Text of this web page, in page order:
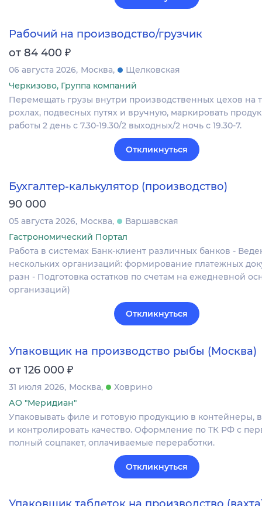
Рабочий на производство/грузчик
от 84 400 ₽
06 августа 2026 Москва
Щелковская
Черкизово, Группа компаний
Перемещать грузы внутри производственных цехов на
рохлах, подвесных путях и вручную, маркировать
работы 2 день с 7.30-19.30/2 выходных/2 ночь с 19.30-7.
Откликнуться
Бухгалтер-калькулятор (производство)
90 000
05 августа 2026 Москва
Варшавская
Гастрономический Портал
Работа в системах Банк-клиент различных банков -
нескольких организаций: формирование платежных
разн - Подготовка остатков по счетам на ежедневной
организаций)
Откликнуться
Упаковщик на производство рыбы (Москва)
от 126 000 ₽
31 июля 2026 Москва
Ховрино
АО "Меридиан"
Упаковывать филе и готовую продукцию в контейнеры,
и контролировать качество. Оформление по ТК РФ с
полный соцпакет, оплачиваемые переработки.
Откликнуться